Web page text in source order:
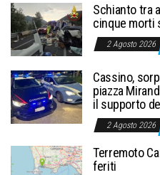
Schianto tra
cinque morti
2 Agosto 2026
Cassino,
piazza
il supporto
2 Agosto 2026
Terremoto
feriti